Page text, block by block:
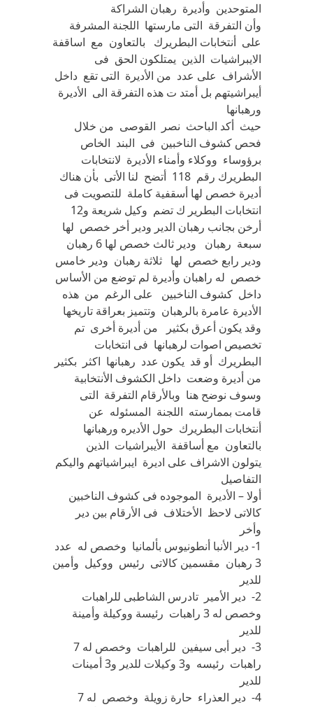
المتوحدين وأديرة رهبان الشراكة
وأن التفرقة التى مارستها اللجنة المشرفة
على أنتخابات البطريرك بالتعاون مع اساقفة
الايبراشيات الذين يمتلكون الحق فى
الأشراف على عدد من الأديرة التى تقع داخل
أيبراشيتهم بل أمتد ت هذه التفرقة الى الأديرة
ورهبانها
حيث أكد الباحث نصر القوصى من خلال
فحص كشوف الناخبين فى البند الخاص
برؤوساء ووكلاء وأمناء الأديرة لانتخابات
البطريرك رقم 118 أتضح لنا الأتى بأن هناك
أديرة خصص لها أسقفية كاملة للتصويت فى
انتخابات البطرير ك تضم وكيل شريعة و12
أرخن بجانب رهبان الدير ودير أخر خصص لها
سبعة رهبان ودير ثالث خصص لها 6 رهبان
ودير رابع خصص لها ثلاثة رهبان ودير خامس
خصص له راهبان وأديرة لم توضع من الأساس
داخل كشوف الناخبين على الرغم من هذه
الأديرة عامرة بالرهبان وتتميز بعراقة تاريخها
وقد يكون أعرق بكثير من أديرة أخرى تم
تخصيص اصوات لرهبانها فى انتخابات
البطريرك أو قد يكون عدد رهبانها اكثر بكثير
من أديرة وضعت داخل الكشوف الأنتخابية
وسوف نوضح هنا وبالأرقام التفرقة التى
قامت بممارسته اللجنة المسئوله عن
أنتخابات البطريرك حول الأديره ورهبانها
بالتعاون مع أساقفة الأيبراشيات الذين
يتولون الاشراف على اديرة ايبراشياتهم واليكم
التفاصيل
أولا – الأديرة الموجوده فى كشوف الناخبين
كالاتى لاحظ الأختلاف فى الأرقام بين دير
وأخر
1- دير الأنبا أنطونيوس بألمانيا وخصص له عدد
3 رهبان مقسمين كالاتى رئيس ووكيل وأمين
للدير
2- دير الأمير تادرس الشاطبى للراهبات
وخصص له 3 راهبات رئيسة ووكيلة وأمينة
للدير
3- دير أبى سيفين للراهبات وخصص له 7
راهبات رئيسه و3 وكيلات للدير و3 أمينات
للدير
4- دير العذراء حارة زويلة وخصص له 7